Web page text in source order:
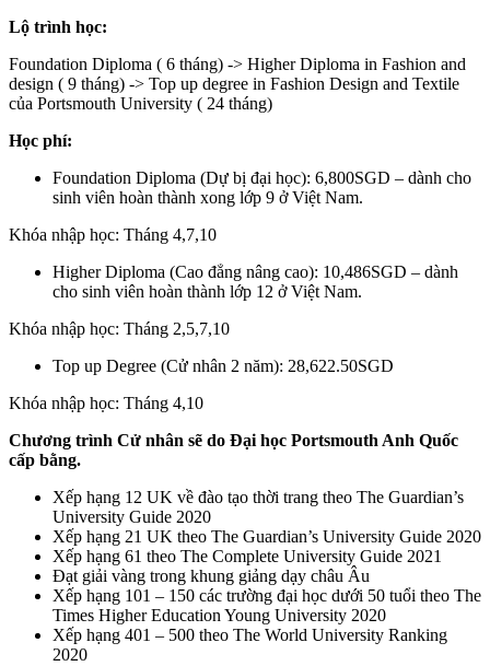
Lộ trình học:
Foundation Diploma ( 6 tháng) -> Higher Diploma in Fashion and
design ( 9 tháng) -> Top up degree in Fashion Design and Textile
của Portsmouth University ( 24 tháng)
Học phí:
Foundation Diploma (Dự bị đại học): 6,800SGD – dành cho
sinh viên hoàn thành xong lớp 9 ở Việt Nam.
Khóa nhập học: Tháng 4,7,10
Higher Diploma (Cao đẳng nâng cao): 10,486SGD – dành
cho sinh viên hoàn thành lớp 12 ở Việt Nam.
Khóa nhập học: Tháng 2,5,7,10
Top up Degree (Cử nhân 2 năm): 28,622.50SGD
Khóa nhập học: Tháng 4,10
Chương trình Cử nhân sẽ do Đại học Portsmouth Anh Quốc
cấp bằng.
Xếp hạng 12 UK về đào tạo thời trang theo The Guardian’s
University Guide 2020
Xếp hạng 21 UK theo The Guardian’s University Guide 2020
Xếp hạng 61 theo The Complete University Guide 2021
Đạt giải vàng trong khung giảng dạy châu Âu
Xếp hạng 101 – 150 các trường đại học dưới 50 tuổi theo The
Times Higher Education Young University 2020
Xếp hạng 401 – 500 theo The World University Ranking
2020